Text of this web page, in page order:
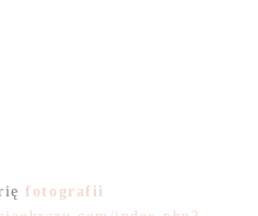
fotografii